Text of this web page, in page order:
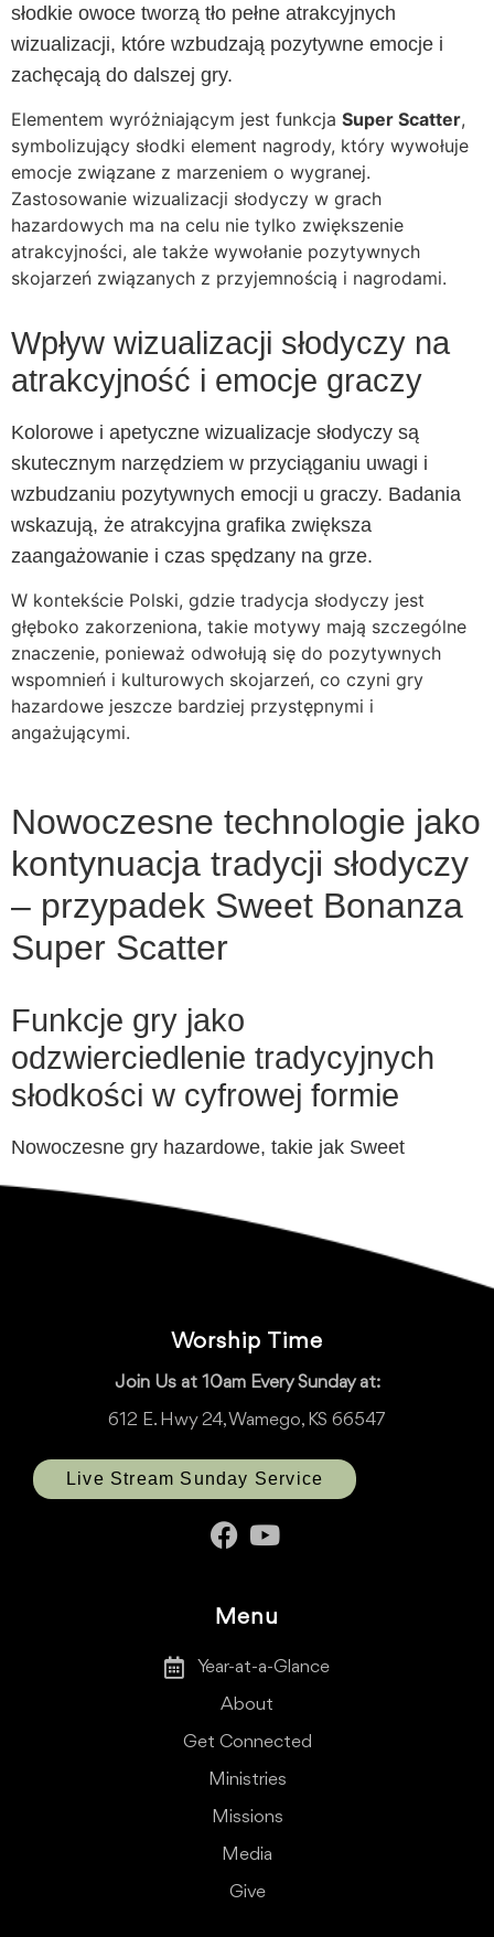
słodkie owoce tworzą tło pełne atrakcyjnych
wizualizacji, które wzbudzają pozytywne emocje i
zachęcają do dalszej gry.
Elementem wyróżniającym jest funkcja Super Scatter,
symbolizujący słodki element nagrody, który wywołuje
emocje związane z marzeniem o wygranej.
Zastosowanie wizualizacji słodyczy w grach
hazardowych ma na celu nie tylko zwiększenie
atrakcyjności, ale także wywołanie pozytywnych
skojarzeń związanych z przyjemnością i nagrodami.
Wpływ wizualizacji słodyczy na
atrakcyjność i emocje graczy
Kolorowe i apetyczne wizualizacje słodyczy są
skutecznym narzędziem w przyciąganiu uwagi i
wzbudzaniu pozytywnych emocji u graczy. Badania
wskazują, że atrakcyjna grafika zwiększa
zaangażowanie i czas spędzany na grze.
W kontekście Polski, gdzie tradycja słodyczy jest
głęboko zakorzeniona, takie motywy mają szczególne
znaczenie, ponieważ odwołują się do pozytywnych
wspomnień i kulturowych skojarzeń, co czyni gry
hazardowe jeszcze bardziej przystępnymi i
angażującymi.
Nowoczesne technologie jako
kontynuacja tradycji słodyczy
– przypadek Sweet Bonanza
Super Scatter
Funkcje gry jako
odzwierciedlenie tradycyjnych
słodkości w cyfrowej formie
Nowoczesne gry hazardowe, takie jak Sweet
Worship Time
Join Us at 10am Every Sunday at:
612 E. Hwy 24, Wamego, KS 66547
Live Stream Sunday Service
Menu
Year-at-a-Glance
About
Get Connected
Ministries
Missions
Media
Give